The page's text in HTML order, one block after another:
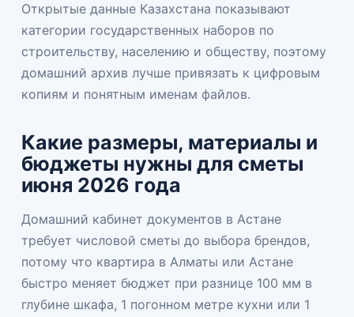
Открытые данные Казахстана показывают
категории государственных наборов по
строительству, населению и обществу, поэтому
домашний архив лучше привязать к цифровым
копиям и понятным именам файлов.
Какие размеры, материалы и
бюджеты нужны для сметы
июня 2026 года
Домашний кабинет документов в Астане
требует числовой сметы до выбора брендов,
потому что квартира в Алматы или Астане
быстро меняет бюджет при разнице 100 мм в
глубине шкафа, 1 погонном метре кухни или 1